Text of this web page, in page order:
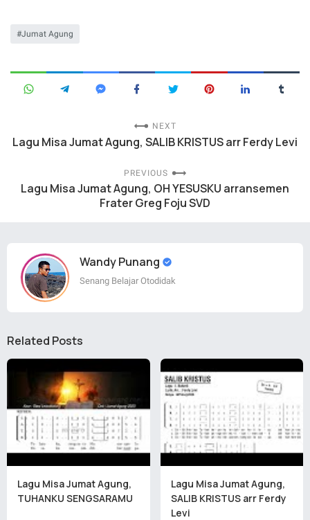
Jumat Agung
NEXT
Lagu Misa Jumat Agung, SALIB KRISTUS arr Ferdy Levi
PREVIOUS
Lagu Misa Jumat Agung, OH YESUSKU arransemen
Frater Greg Foju SVD
Wandy Punang
Senang Belajar Otodidak
Related Posts
Lagu Misa Jumat Agung,
TUHANKU SENGSARAMU
Lagu Misa Jumat Agung,
SALIB KRISTUS arr Ferdy
Levi